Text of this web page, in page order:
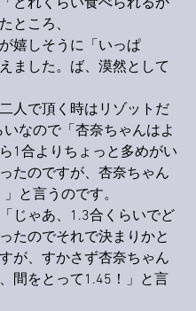
どれくらい食べられるか
ところ、
嬉しそうに「いっぱ
ました。ば、漠然として
人で頂く時はリゾットだ
いなので「杏奈ちゃんはよ
1合よりちょっと多めがい
たのですが、杏奈ちゃん
と言うのです。
じゃあ、1.3合くらいでど
たのでそれで決まりかと
が、すかさず杏奈ちゃん
間をとって1.45！」と言